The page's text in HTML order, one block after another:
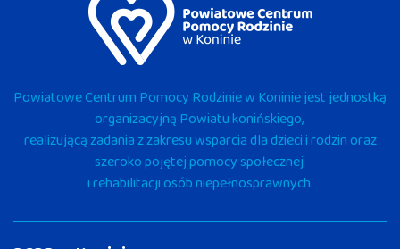
Powiatowe Centrum Pomocy Rodzinie w Koninie jest jednostką
organizacyjną Powiatu konińskiego,
realizującą zadania z zakresu wsparcia dla dzieci i rodzin oraz
szeroko pojętej pomocy społecznej
i rehabilitacji osób niepełnosprawnych.